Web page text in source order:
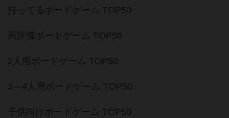
持ってるボードゲーム TOP50
高評価ボードゲーム TOP50
2人用ボードゲーム TOP50
3～4人用ボードゲーム TOP50
子供向けボードゲーム TOP50